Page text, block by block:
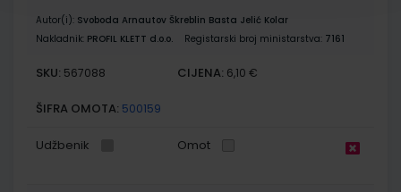
Autor(i): Svoboda Arnautov Škreblin Basta Jelić Kolar
Nakladnik: PROFIL KLETT d.o.o. Registarski broj ministarstva: 7161
SKU: 567088 CIJENA: 6,10 €
ŠIFRA OMOTA: 500159
Udžbenik Omot